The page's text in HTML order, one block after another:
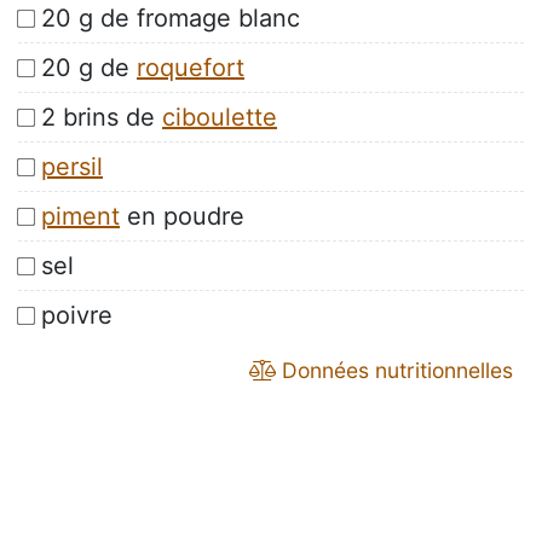
20 g de fromage blanc
20 g de roquefort
2 brins de ciboulette
persil
piment en poudre
sel
poivre
Données nutritionnelles